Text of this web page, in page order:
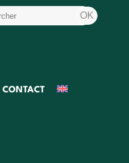
CONTACT